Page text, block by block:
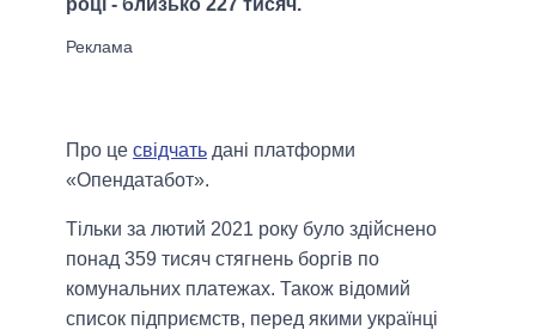
році - близько 227 тисяч.
Про це свідчать дані платформи
«Опендатабот».
Тільки за лютий 2021 року було здійснено
понад 359 тисяч стягнень боргів по
комунальних платежах. Також відомий
список підприємств, перед якими українці